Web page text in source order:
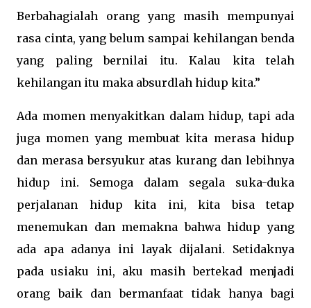
Berbahagialah orang yang masih mempunyai
rasa cinta, yang belum sampai kehilangan benda
yang paling bernilai itu. Kalau kita telah
kehilangan itu maka absurdlah hidup kita.”
Ada momen menyakitkan dalam hidup, tapi ada
juga momen yang membuat kita merasa hidup
dan merasa bersyukur atas kurang dan lebihnya
hidup ini. Semoga dalam segala suka-duka
perjalanan hidup kita ini, kita bisa tetap
menemukan dan memakna bahwa hidup yang
ada apa adanya ini layak dijalani. Setidaknya
pada usiaku ini, aku masih bertekad menjadi
orang baik dan bermanfaat tidak hanya bagi